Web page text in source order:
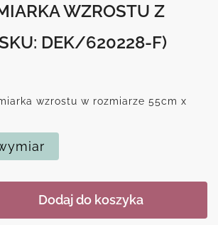
WZROSTU Z
DEK/620228-F)
wzrostu w rozmiarze 55cm x
Dodaj do koszyka